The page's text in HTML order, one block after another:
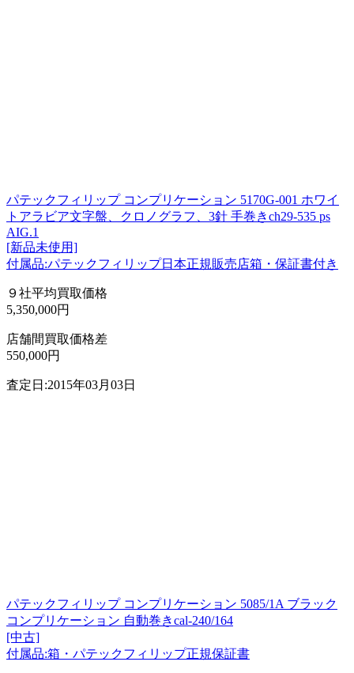
パテックフィリップ コンプリケーション 5170G-001 ホワイ
トアラビア文字盤、クロノグラフ、3針 手巻きch29-535 ps
AIG.1
[新品未使用]
付属品:パテックフィリップ日本正規販売店箱・保証書付き
９社平均買取価格
5,350,000円
店舗間買取価格差
550,000円
査定日:2015年03月03日
パテックフィリップ コンプリケーション 5085/1A ブラック
コンプリケーション 自動巻きcal-240/164
[中古]
付属品:箱・パテックフィリップ正規保証書